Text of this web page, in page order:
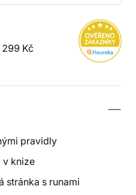
Kč
pravidly
v knize
stránka s runami